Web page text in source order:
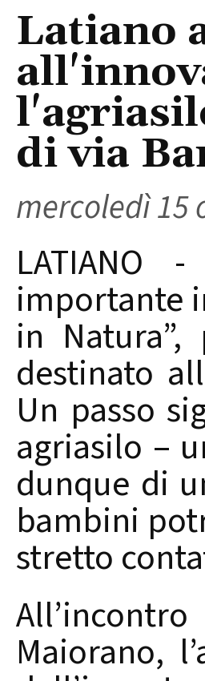
Latiano
di via
mercoledì 15
importante
in
destinato
Un passo
agriasilo –
dunque di
bambini
stretto
Maiorano,